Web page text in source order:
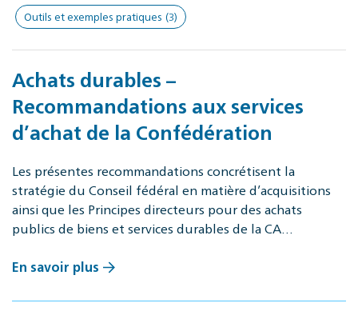
Outils et exemples pratiques (3)
Achats durables –
Recommandations aux services
d’achat de la Confédération
Les présentes recommandations concrétisent la
stratégie du Conseil fédéral en matière d’acquisitions
ainsi que les Principes directeurs pour des achats
publics de biens et services durables de la CA…
En savoir plus